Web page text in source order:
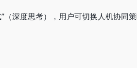
（深度思考），用户可切换人机协同